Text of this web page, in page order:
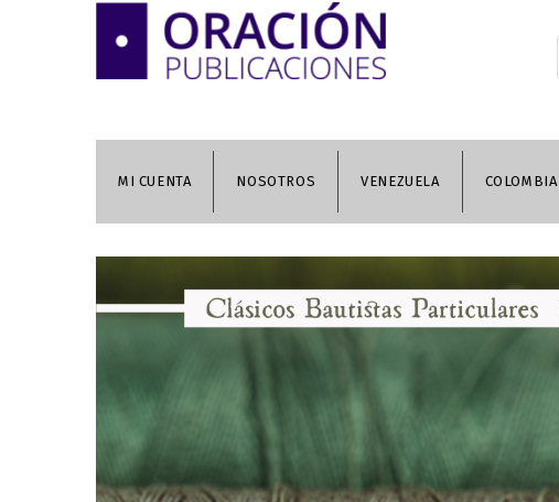
MI CUENTA NOSOTROS VENEZUELA COLOMBIA